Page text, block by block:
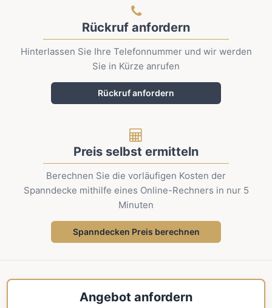
Rückruf anfordern
Hinterlassen Sie Ihre Telefonnummer und wir werden
Sie in Kürze anrufen
Rückruf anfordern
Preis selbst ermitteln
Berechnen Sie die vorläufigen Kosten der
Spanndecke mithilfe eines Online-Rechners in nur 5
Minuten
Spanndecken Preis berechnen
Angebot anfordern